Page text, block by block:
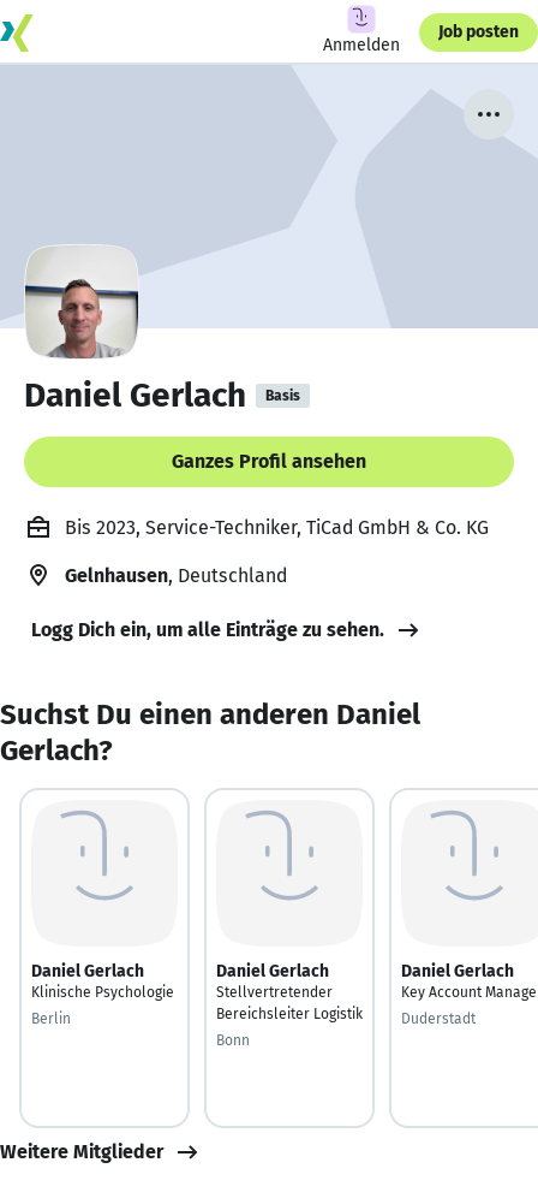
Anmelden
Job posten
Daniel Gerlach Basis
Ganzes Profil ansehen
Bis 2023, Service-Techniker, TiCad GmbH & Co. KG
Gelnhausen, Deutschland
Logg Dich ein, um alle Einträge zu sehen.
Suchst Du einen anderen Daniel
Gerlach?
Daniel Gerlach
Klinische Psychologie
Berlin
Daniel Gerlach
Stellvertretender
Bereichsleiter Logistik
Bonn
Daniel Gerlach
Key Account
Duderstadt
Weitere Mitglieder